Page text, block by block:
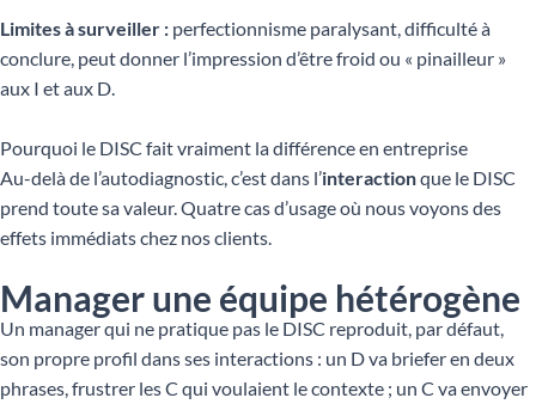
Limites à surveiller : perfectionnisme paralysant, difficulté à
conclure, peut donner l’impression d’être froid ou « pinailleur »
aux I et aux D.
Pourquoi le DISC fait vraiment la différence en entreprise
Au-delà de l’autodiagnostic, c’est dans l’interactionque le DISC
prend toute sa valeur. Quatre cas d’usage où nous voyons des
effets immédiats chez nos clients.
Manager une équipe hétérogène
Un manager qui ne pratique pas le DISC reproduit, par défaut,
son propre profil dans ses interactions : un D va briefer en deux
phrases, frustrer les C qui voulaient le contexte ; un C va envoyer